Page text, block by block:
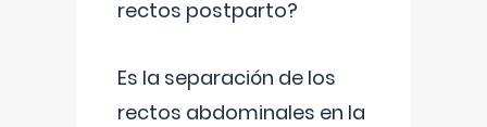
rectos postparto?
Es la separación de los
rectos abdominales en la